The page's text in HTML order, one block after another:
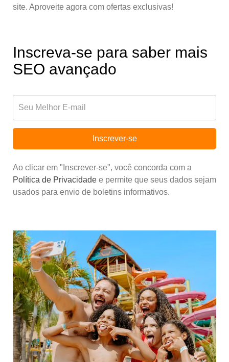
site. Aproveite agora com ofertas exclusivas!
Inscreva-se para saber mais
SEO avançado
Inscrever-se
Ao clicar em "Inscrever-se", você concorda com a
Política de Privacidade e permite que seus dados sejam
usados para envio de boletins informativos.